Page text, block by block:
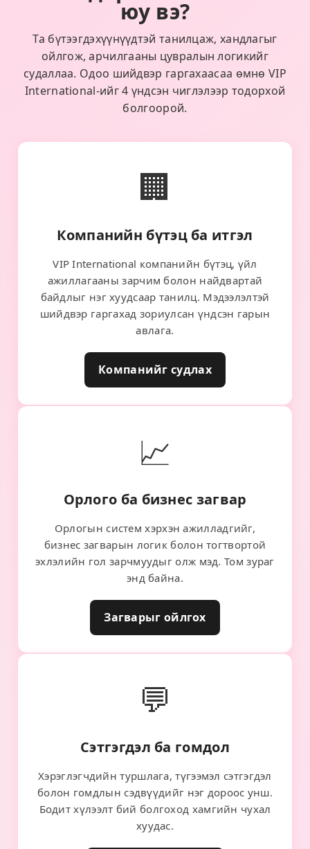
юу вэ?
Та бүтээгдэхүүнүүдтэй танилцаж, хандлагыг
ойлгож, арчилгааны цувралын логикийг
судаллаа. Одоо шийдвэр гаргахаасаа өмнө VIP
International-ийг 4 үндсэн чиглэлээр тодорхой
болгоорой.
🏢
Компанийн бүтэц ба итгэл
VIP International компанийн бүтэц, үйл
ажиллагааны зарчим болон найдвартай
байдлыг нэг хуудсаар танилц. Мэдээлэлтэй
шийдвэр гаргахад зориулсан үндсэн гарын
авлага.
Компанийг судлах
📈
Орлого ба бизнес загвар
Орлогын систем хэрхэн ажилладгийг,
бизнес загварын логик болон тогтвортой
эхлэлийн гол зарчмуудыг олж мэд. Том зураг
энд байна.
Загварыг ойлгох
💬
Сэтгэгдэл ба гомдол
Хэрэглэгчдийн туршлага, түгээмэл сэтгэгдэл
болон гомдлын сэдвүүдийг нэг дороос унш.
Бодит хүлээлт бий болгоход хамгийн чухал
хуудас.